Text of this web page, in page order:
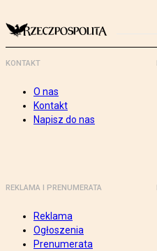
KONTAKT
O nas
Kontakt
Napisz do nas
REKLAMA I PRENUMERATA
Reklama
Ogłoszenia
Prenumerata